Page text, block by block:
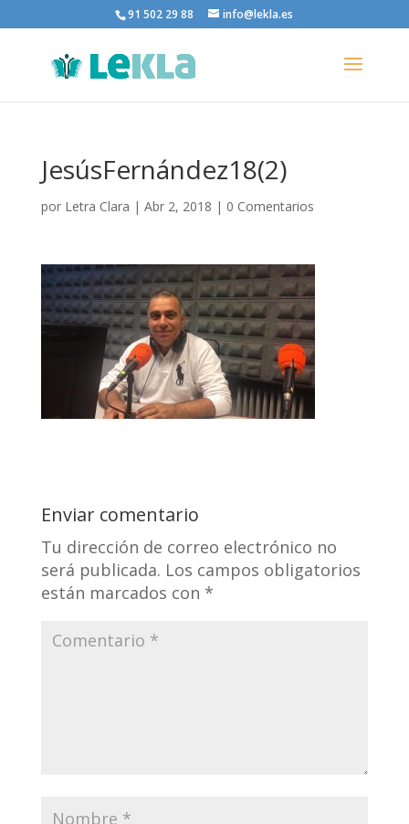
91 502 29 88 info@lekla.es
JesúsFernández18(2)
por Letra Clara | Abr 2, 2018 | 0 Comentarios
Enviar comentario
Tu dirección de correo electrónico no
será publicada. Los campos obligatorios
están marcados con *